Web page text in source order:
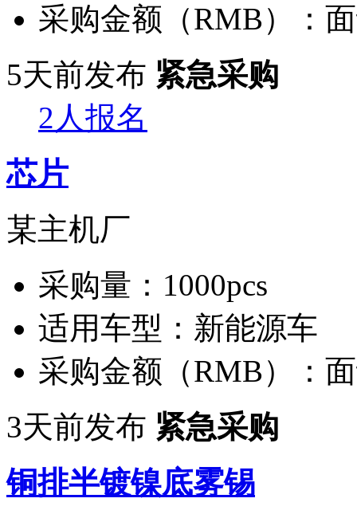
采购金额（RMB）：
5天前发布 紧急采购
2人报名
芯片
某主机厂
采购量： 1000pcs
适用车型： 新能源车
采购金额（RMB）：
3天前发布 紧急采购
铜排半镀镍底雾锡